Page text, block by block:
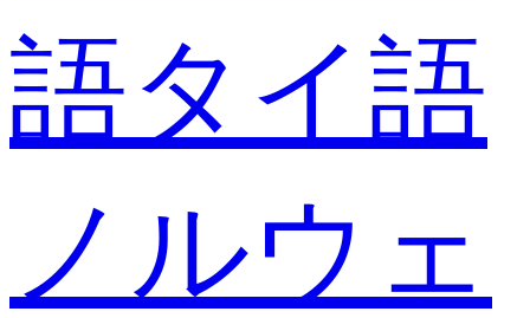
語タイ語
ノルウェ